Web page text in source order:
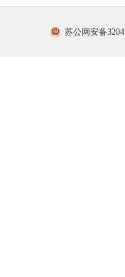
苏公网安备